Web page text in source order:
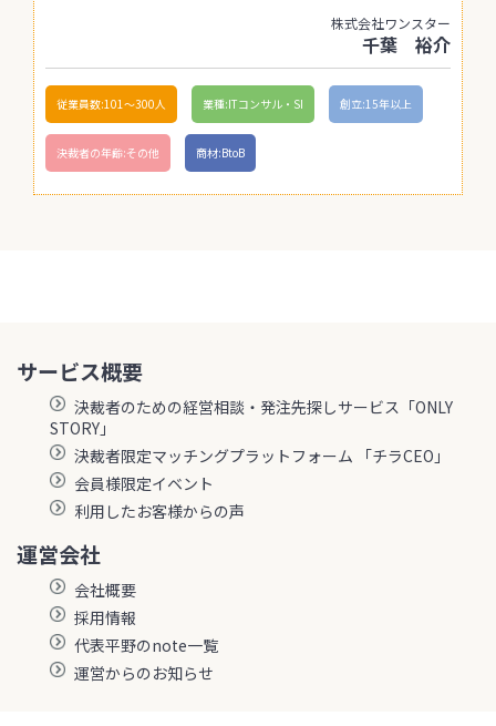
株式会社ワンスター
千葉 裕介
従業員数:101〜300人 業種:ITコンサル・SI 創立:15年以上
決裁者の年齢:その他 商材:BtoB
サービス概要
決裁者のための経営相談・発注先探しサービス「ONLY
STORY」
決裁者限定マッチングプラットフォーム 「チラCEO」
会員様限定イベント
利用したお客様からの声
運営会社
会社概要
採用情報
代表平野のnote一覧
運営からのお知らせ